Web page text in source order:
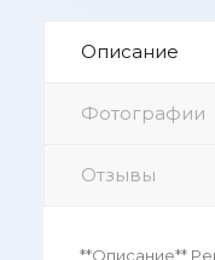
Описание
Фотографии
Отзывы
**Описание**